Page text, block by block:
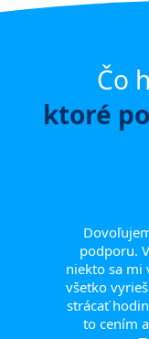
Čo
ktoré
podporu.
niekto sa mi
všetko
strácať
to cením